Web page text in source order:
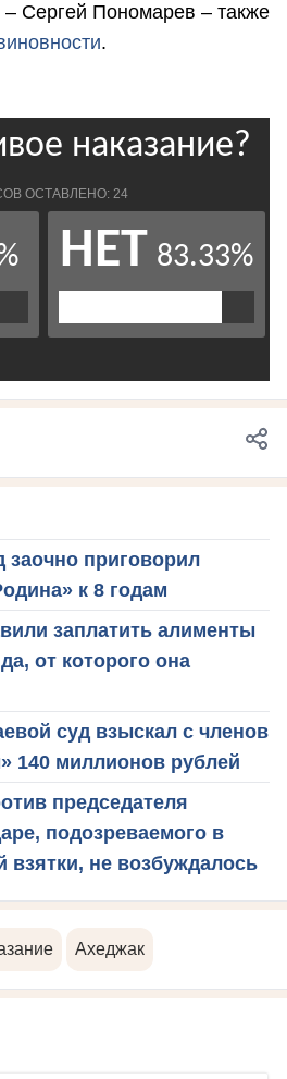
Сергей Пономарев – также
.
заочно приговорил
к 8 годам
заплатить алименты
от которого она
суд взыскал с членов
140 миллионов рублей
председателя
подозреваемого в
взятки, не возбуждалось
Ахеджак